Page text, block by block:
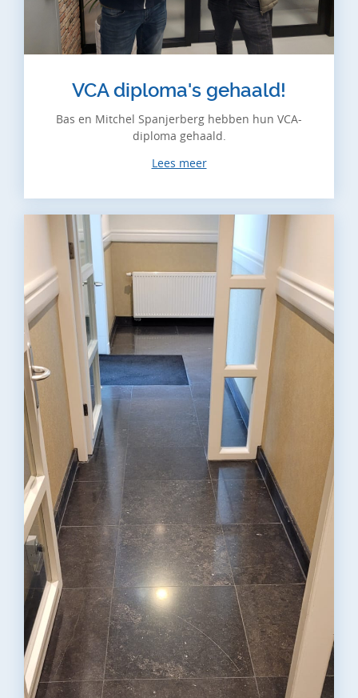
VCA diploma's gehaald!
Bas en Mitchel Spanjerberg hebben hun VCA-
diploma gehaald.
Lees meer